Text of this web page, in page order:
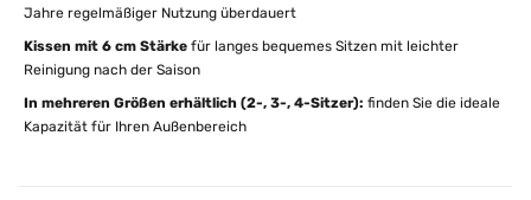
Jahre regelmäßiger Nutzung überdauert
Kissen mit 6 cm Stärke für langes bequemes Sitzen mit leichter
Reinigung nach der Saison
In mehreren Größen erhältlich (2-, 3-, 4-Sitzer): finden Sie die ideale
Kapazität für Ihren Außenbereich